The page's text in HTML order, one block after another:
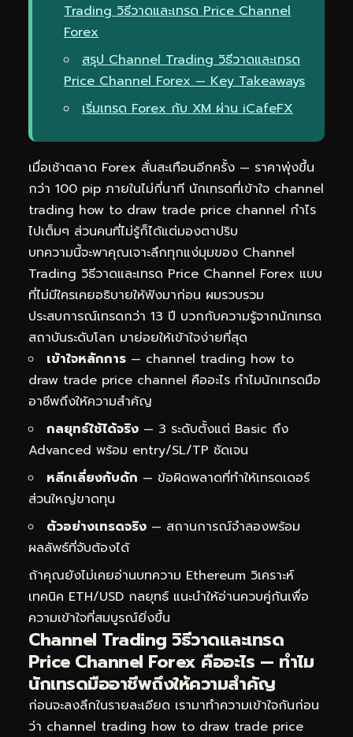
Trading วิธีวาดและเทรด Price Channel
Forex
สรุป Channel Trading วิธีวาดและเทรด
Price Channel Forex — Key Takeaways
เริ่มเทรด Forex กับ XM ผ่าน iCafeFX
เมื่อเช้าตลาด Forex สั่นสะเทือนอีกครั้ง — ราคาพุ่งขึ้น
กว่า 100 pip ภายในไม่กี่นาที นักเทรดที่เข้าใจ channel
trading how to draw trade price channel กำไร
ไปเต็มๆ ส่วนคนที่ไม่รู้ก็ได้แต่มองตาปริบ
บทความนี้จะพาคุณเจาะลึกทุกแง่มุมของ Channel
Trading วิธีวาดและเทรด Price Channel Forex แบบ
ที่ไม่มีใครเคยอธิบายให้ฟังมาก่อน ผมรวบรวม
ประสบการณ์เทรดกว่า 13 ปี บวกกับความรู้จากนักเทรด
สถาบันระดับโลก มาย่อยให้เข้าใจง่ายที่สุด
เข้าใจหลักการ — channel trading how to
draw trade price channel คืออะไร ทำไมนักเทรดมือ
อาชีพถึงให้ความสำคัญ
กลยุทธ์ใช้ได้จริง — 3 ระดับตั้งแต่ Basic ถึง
Advanced พร้อม entry/SL/TP ชัดเจน
หลีกเลี่ยงกับดัก — ข้อผิดพลาดที่ทำให้เทรดเดอร์
ส่วนใหญ่ขาดทุน
ตัวอย่างเทรดจริง — สถานการณ์จำลองพร้อม
ผลลัพธ์ที่จับต้องได้
ถ้าคุณยังไม่เคยอ่านบทความ Ethereum วิเคราะห์
เทคนิค ETH/USD กลยุทธ์ แนะนำให้อ่านควบคู่กันเพื่อ
ความเข้าใจที่สมบูรณ์ยิ่งขึ้น
Channel Trading วิธีวาดและเทรด
Price Channel Forex คืออะไร — ทำไม
นักเทรดมืออาชีพถึงให้ความสำคัญ
ก่อนจะลงลึกในรายละเอียด เรามาทำความเข้าใจกันก่อน
ว่า channel trading how to draw trade price